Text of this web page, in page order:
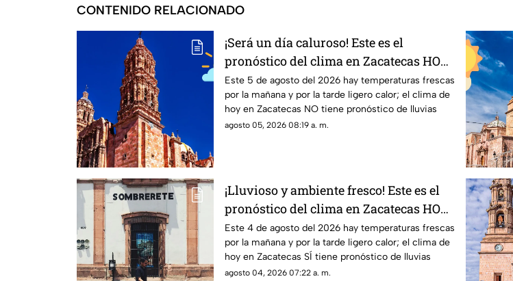
CONTENIDO RELACIONADO
¡Será un día caluroso! Este es el
pronóstico del clima en Zacatecas HOY
miércoles 5 de agosto
Este 5 de agosto del 2026 hay temperaturas frescas
por la mañana y por la tarde ligero calor; el clima de
hoy en Zacatecas NO tiene pronóstico de lluvias
agosto 05, 2026 08:19 a. m.
¡Lluvioso y ambiente fresco! Este es el
pronóstico del clima en Zacatecas HOY
martes 4 de agosto
Este 4 de agosto del 2026 hay temperaturas frescas
por la mañana y por la tarde ligero calor; el clima de
hoy en Zacatecas SÍ tiene pronóstico de lluvias
agosto 04, 2026 07:22 a. m.